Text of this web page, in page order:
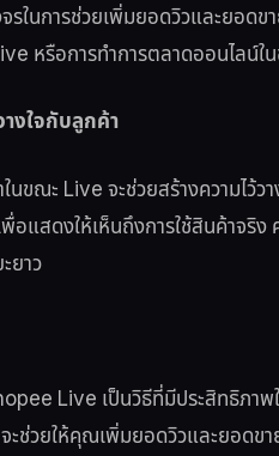
รในการช่วยเพิ่มยอดวิวและยอดข
หรือการทำการตลาดออนไลน์ใ
งใจกับลูกค้า
ขณะ Live จะช่วยสร้างความไว้ว
แสดงให้เห็นถึงการใช้สินค้าจริง
ยาว
Live เป็นวิธีที่มีประสิทธิภ
จะช่วยให้คุณเพิ่มยอดวิวและยอดข